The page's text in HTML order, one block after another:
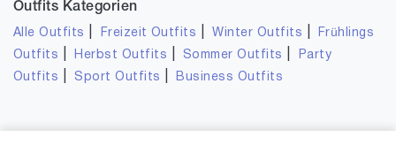
Outfits Kategorien
Alle Outfits Freizeit Outfits |Winter Outfits
Frühlings
Outfits
Herbst Outfits Sommer Outfits
Party
Outfits
Sport Outfits Business Outfits